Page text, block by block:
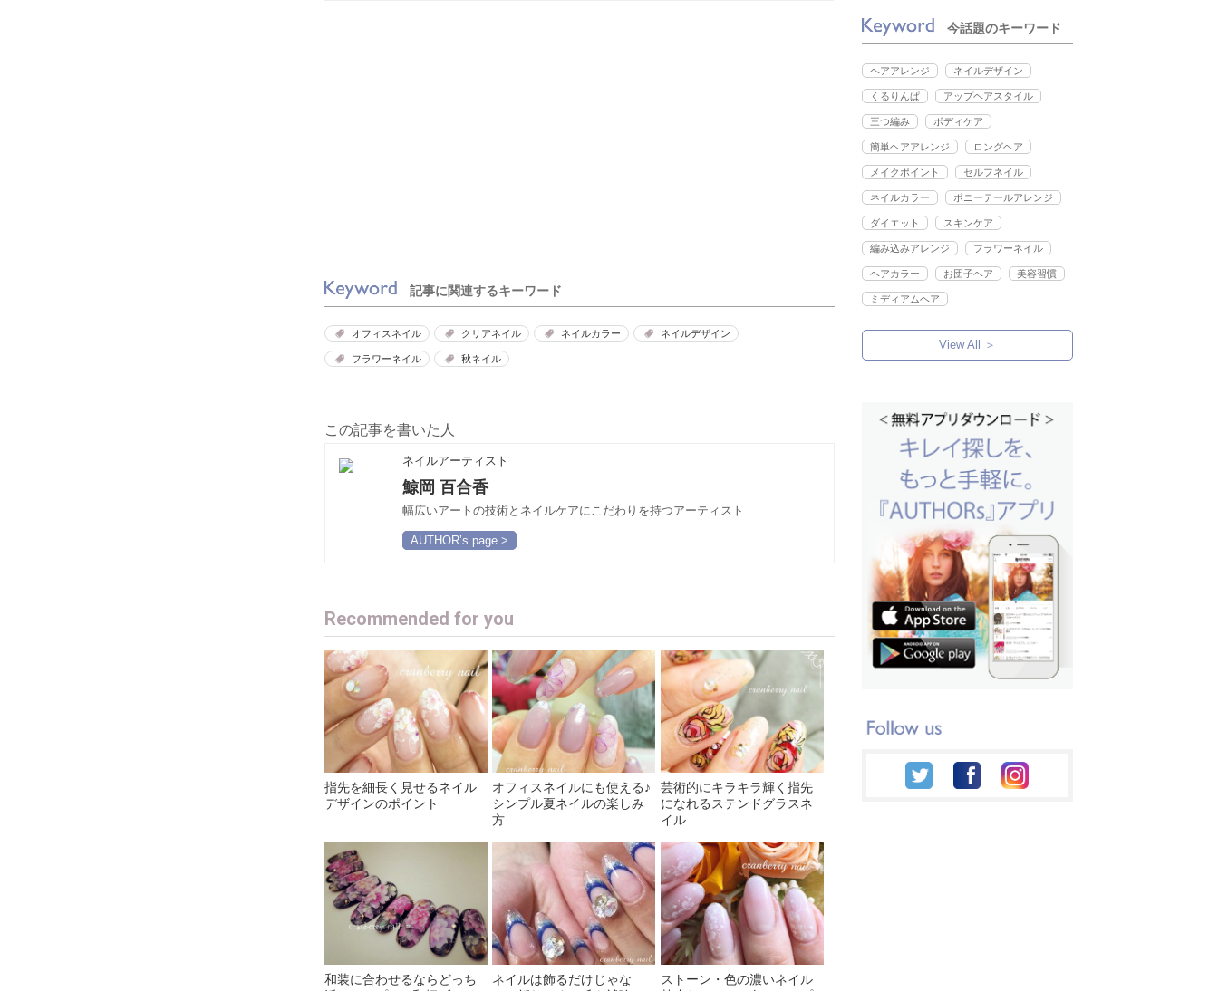
記事に関連するキーワード
オフィスネイル クリアネイル ネイルカラー ネイルデザイン
フラワーネイル 秋ネイル
この記事を書いた人
ネイルアーティスト
鯨岡 百合香
幅広いアートの技術とネイルケアにこだわりを持つアーティスト
AUTHOR’s page >
Recommended for you
指先を細長く見せるネイル
デザインのポイント
オフィスネイルにも使える♪
シンプル夏ネイルの楽しみ
方
芸術的にキラキラ輝く指先
になれるステンドグラスネ
イル
和装に合わせるならどっち
ネイルは飾るだけじゃな
ストーン・色の濃いネイル
今話題のキーワード
ヘアアレンジ ネイルデザイン
くるりんぱ アップヘアスタイル
三つ編み ボディケア
簡単ヘアアレンジ ロングヘア
メイクポイント セルフネイル
ネイルカラー ポニーテールアレンジ
ダイエット スキンケア
編み込みアレンジ フラワーネイル
ヘアカラー お団子ヘア 美容習慣
ミディアムヘア
View All ＞